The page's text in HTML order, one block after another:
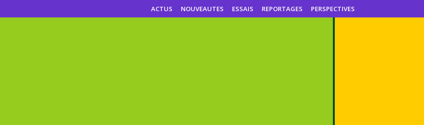
ACTUS NOUVEAUTES ESSAIS REPORTAGES PERSPECTIVES